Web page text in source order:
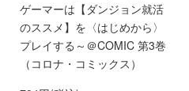
ゲーマーは【ダンジョン就活
のススメ】を〈はじめから〉
プレイする～＠COMIC 第3巻
（コロナ・コミックス）